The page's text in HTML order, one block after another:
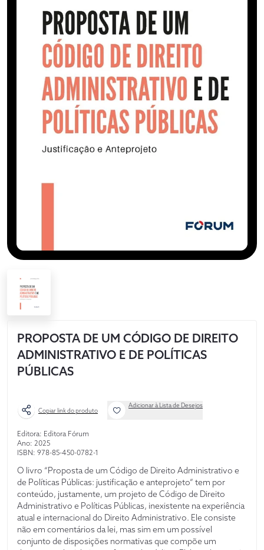
PROPOSTA DE UM CÓDIGO DE DIREITO
ADMINISTRATIVO E DE POLÍTICAS
PÚBLICAS
Copiar link do produto
Adicionar à Lista de Desejos
Editora: Editora Fórum
Ano: 2025
ISBN: 978-85-450-0782-1
O livro “Proposta de um Código de Direito Administrativo e
de Políticas Públicas: justificação e anteprojeto” tem por
conteúdo, justamente, um projeto de Código de Direito
Administrativo e Políticas Públicas, inexistente na experiência
atual e internacional do Direito Administrativo. Ele consiste
não em comentários da lei, mas sim em um possível
conjunto de disposições normativas que compõe um